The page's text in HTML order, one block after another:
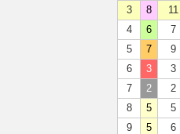
3
8 11
4
6 7
5
7 9
6
3 3
7
2 2
8
5 5
9
5 6